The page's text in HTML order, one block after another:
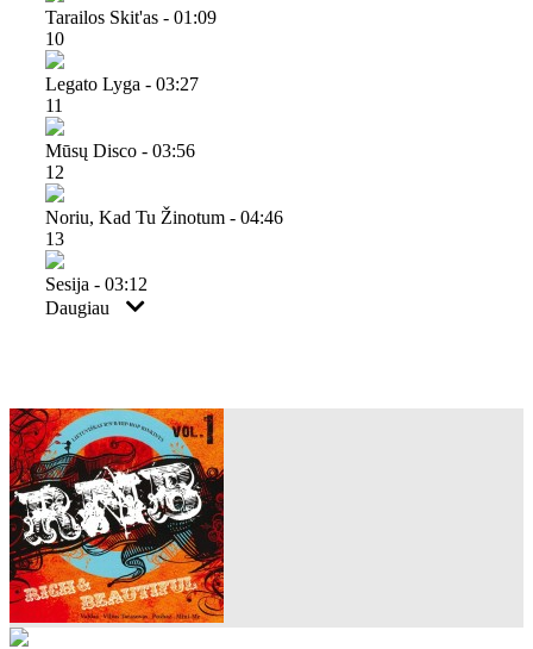
Tarailos Skit'as - 01:09
10
Legato Lyga - 03:27
11
Mūsų Disco - 03:56
12
Noriu, Kad Tu Žinotum - 04:46
13
Sesija - 03:12
Daugiau